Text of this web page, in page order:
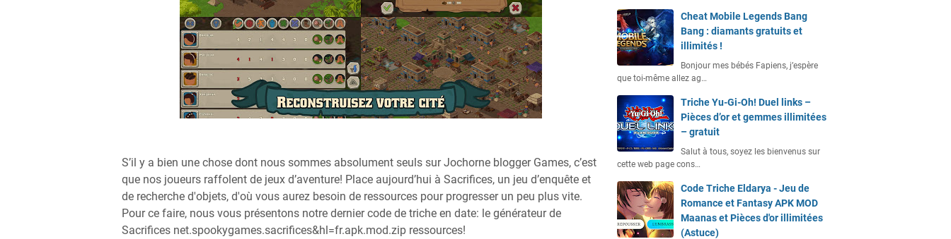
S’il y a bien une chose dont nous sommes absolument seuls sur Jochorne blogger Games, c’est
que nos joueurs raffolent de jeux d’aventure! Place aujourd’hui à Sacrifices, un jeu d’enquête et
de recherche d'objets, d'où vous aurez besoin de ressources pour progresser un peu plus vite.
Pour ce faire, nous vous présentons notre dernier code de triche en date: le générateur de
Sacrifices net.spookygames.sacrifices&hl=fr.apk.mod.zip ressources!
Cheat Mobile Legends Bang
Bang : diamants gratuits et
illimités !
Bonjour mes bébés Fapiens, j’espère
que toi-même allez ag…
Triche Yu-Gi-Oh! Duel links –
Pièces d’or et gemmes illimitées
– gratuit
Salut à tous, soyez les bienvenus sur
cette web page cons…
Code Triche Eldarya - Jeu de
Romance et Fantasy APK MOD
Maanas et Pièces d'or illimitées
(Astuce)